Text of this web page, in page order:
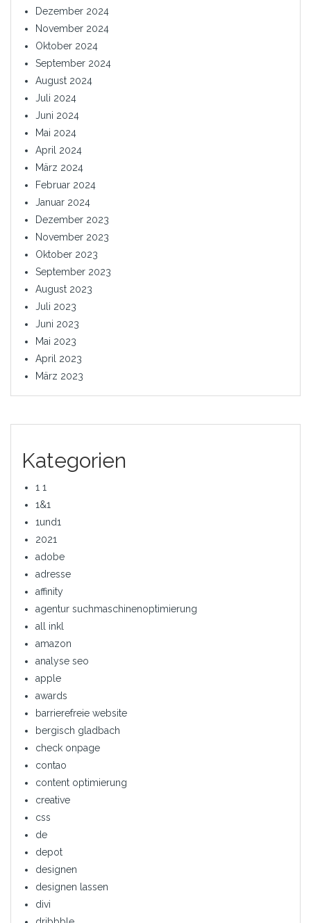
Dezember 2024
November 2024
Oktober 2024
September 2024
August 2024
Juli 2024
Juni 2024
Mai 2024
April 2024
März 2024
Februar 2024
Januar 2024
Dezember 2023
November 2023
Oktober 2023
September 2023
August 2023
Juli 2023
Juni 2023
Mai 2023
April 2023
März 2023
Kategorien
1 1
1&1
1und1
2021
adobe
adresse
affinity
agentur suchmaschinenoptimierung
all inkl
amazon
analyse seo
apple
awards
barrierefreie website
bergisch gladbach
check onpage
contao
content optimierung
creative
css
de
depot
designen
designen lassen
divi